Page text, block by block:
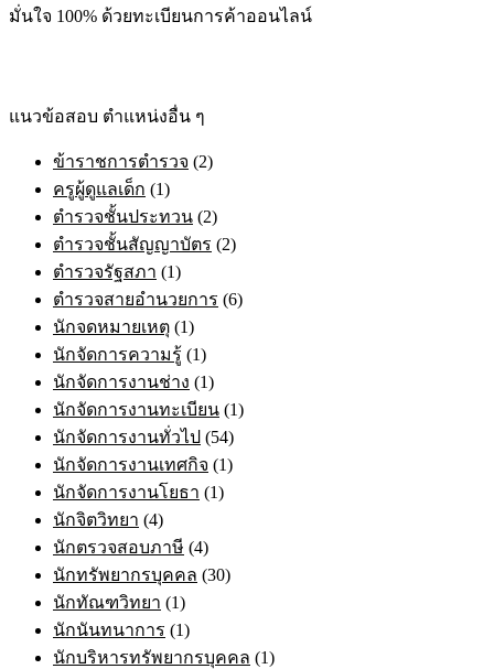
มั่นใจ 100% ด้วยทะเบียนการค้าออนไลน์
แนวข้อสอบ ตำแหน่งอื่น ๆ
ข้าราชการตำรวจ (2)
ครูผู้ดูแลเด็ก (1)
ตำรวจชั้นประทวน (2)
ตำรวจชั้นสัญญาบัตร (2)
ตำรวจรัฐสภา (1)
ตำรวจสายอำนวยการ (6)
นักจดหมายเหตุ (1)
นักจัดการความรู้ (1)
นักจัดการงานช่าง (1)
นักจัดการงานทะเบียน (1)
นักจัดการงานทั่วไป (54)
นักจัดการงานเทศกิจ (1)
นักจัดการงานโยธา (1)
นักจิตวิทยา (4)
นักตรวจสอบภาษี (4)
นักทรัพยากรบุคคล (30)
นักทัณฑวิทยา (1)
นักนันทนาการ (1)
นักบริหารทรัพยากรบุคคล (1)